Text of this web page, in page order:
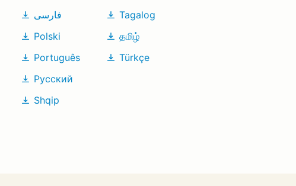
فارسی
Polski
Português
Русский
Shqip
Tagalog
தமிழ்
Türkçe